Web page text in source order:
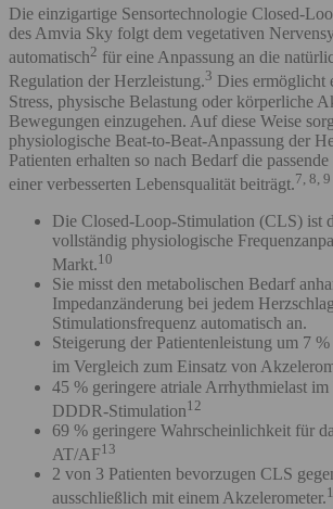
Die einzigartige Sensortechnologie Closed-
des Amvia Sky folgt dem vegetativen
automatisch2 für eine Anpassung an die
Regulation der Herzleistung.3 Dies ermöglicht
Stress, physische Belastung oder körperliche
Bewegungen einzugehen. Auf diese Weise
physiologische Beat-to-Beat-Anpassung der
Patienten erhalten so nach Bedarf die
einer verbesserten Lebensqualität beiträgt.7, 8, 9
Die Closed-Loop-Stimulation (CLS) ist
vollständig physiologische
Markt.10
Sie misst den metabolischen Bedarf
Impedanzänderung bei jedem
Stimulationsfrequenz automatisch an.
Steigerung der Patientenleistung um 7
im Vergleich zum Einsatz von
45 % geringere atriale Arrhythmielast
DDDR-Stimulation12
69 % geringere Wahrscheinlichkeit für
AT/AF13
2 von 3 Patienten bevorzugen CLS
ausschließlich mit einem Akzelerometer.